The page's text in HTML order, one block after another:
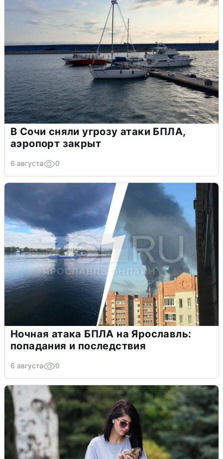
В Сочи сняли угрозу атаки БПЛА,
аэропорт закрыт
6 августа 0
Ночная атака БПЛА на Ярославль:
попадания и последствия
6 августа 0